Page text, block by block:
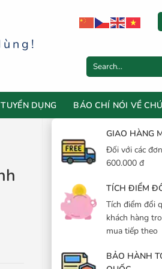
Search
for:
TUYỂN DỤNG BÁO CHÍ NÓI VỀ
GIAO HÀNG
Đối với các
600.000 đ
TÍCH ĐIỂM
Tích điểm đổi
khách hàng
mua tiếp theo
BẢO HÀNH